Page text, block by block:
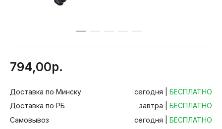
794,00р.
Доставка по Минску сегодня | БЕСПЛАТНО
Доставка по РБ
завтра |
БЕСПЛАТНО
Самовывоз
сегодня | БЕСПЛАТНО